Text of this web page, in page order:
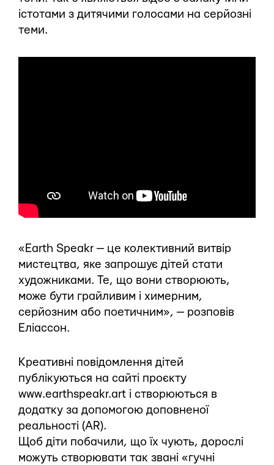
істотами з дитячими голосами на серйозні
теми.
«Earth Speakr — це колективний витвір
мистецтва, яке запрошує дітей стати
художниками. Те, що вони створюють,
може бути грайливим і химерним,
серйозним або поетичним», — розповів
Еліассон.
Креативні повідомлення дітей
публікуються на сайті проєкту
www.earthspeakr.art і створюються в
додатку за допомогою доповненої
реальності (AR).
Щоб діти побачили, що їх чують, дорослі
можуть створювати так звані «гучні